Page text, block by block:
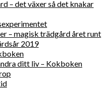
– det växer så det knakar
– magisk trädgård året runt
2019
ditt liv – Kokboken